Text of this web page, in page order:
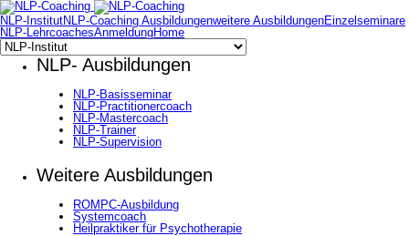
NLP-InstitutNLP-Coaching Ausbildungenweitere AusbildungenEinzelseminare
NLP-LehrcoachesAnmeldungHome
NLP- Ausbildungen
NLP-Basisseminar
NLP-Practitionercoach
NLP-Mastercoach
NLP-Trainer
NLP-Supervision
Weitere Ausbildungen
ROMPC-Ausbildung
Systemcoach
Heilpraktiker für Psychotherapie